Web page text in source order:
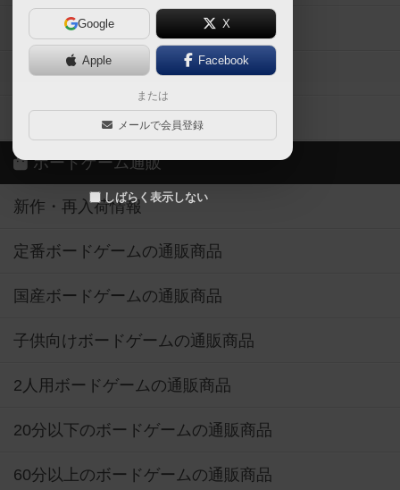
Google X
Apple Facebook
または
メールで会員登録
しばらく表示しない
ボドとも・会員一覧
ボードゲーム業界コラム
ボドゲーマご利用案内
ボードゲーム通販
新作・再入荷情報
定番ボードゲームの通販商品
国産ボードゲームの通販商品
子供向けボードゲームの通販商品
2人用ボードゲームの通販商品
20分以下のボードゲームの通販商品
60分以上のボードゲームの通販商品